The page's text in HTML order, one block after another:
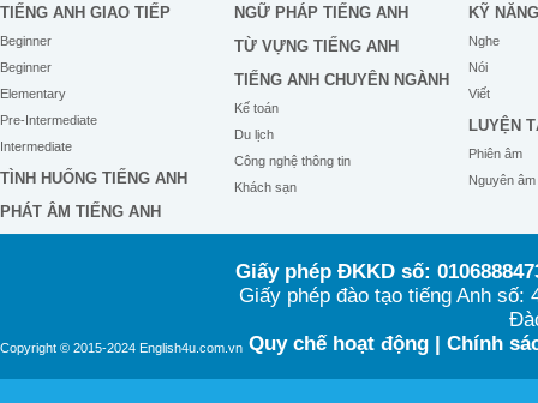
TIẾNG ANH GIAO TIẾP
Beginner
Beginner
Elementary
Pre-Intermediate
Intermediate
TÌNH HUỐNG TIẾNG ANH
PHÁT ÂM TIẾNG ANH
NGỮ PHÁP TIẾNG ANH
TỪ VỰNG TIẾNG ANH
TIẾNG ANH CHUYÊN NGÀNH
Kế toán
Du lịch
Công nghệ thông tin
Khách sạn
KỸ NĂNG
Nghe
Nói
Viết
LUYỆN
Phiên âm
Nguyên âm
Copyright © 2015-2024 English4u.com.vn
Giấy phép ĐKKD số:
Giấy phép đào tạo tiếng Anh
Quy chế hoạt động| Chính